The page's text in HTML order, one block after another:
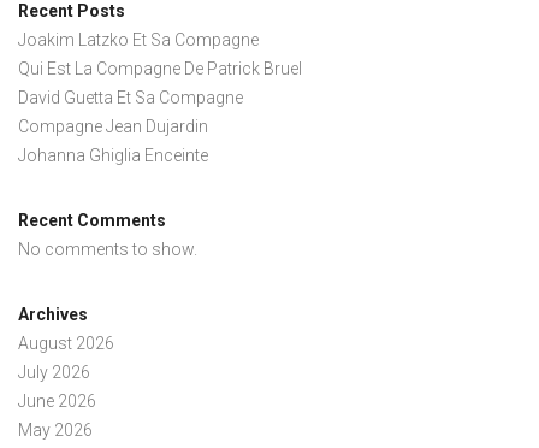
Recent Posts
Joakim Latzko Et Sa Compagne
Qui Est La Compagne De Patrick Bruel
David Guetta Et Sa Compagne
Compagne Jean Dujardin
Johanna Ghiglia Enceinte
Recent Comments
No comments to show.
Archives
August 2026
July 2026
June 2026
May 2026